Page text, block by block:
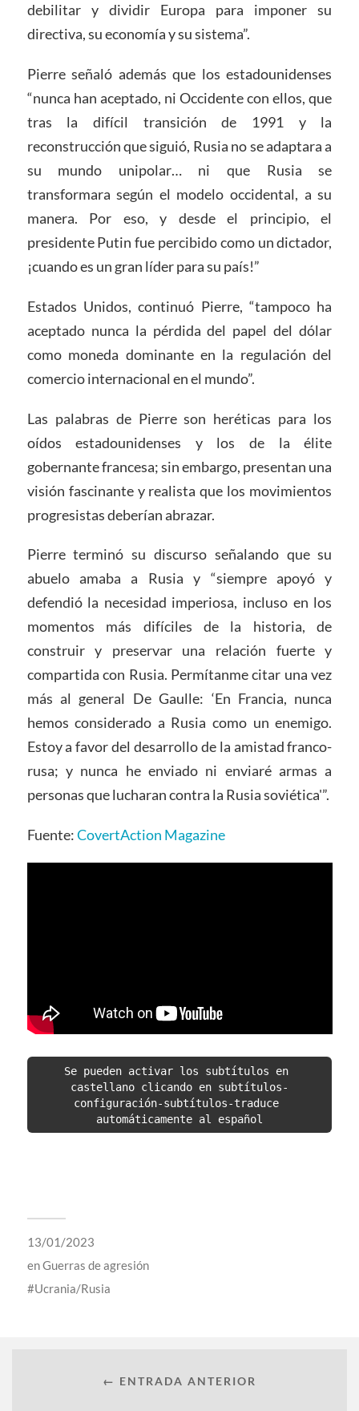
debilitar y dividir Europa para imponer su
directiva, su economía y su sistema”.
Pierre señaló además que los estadounidenses
“nunca han aceptado, ni Occidente con ellos, que
tras la difícil transición de 1991 y la
reconstrucción que siguió, Rusia no se adaptara a
su mundo unipolar… ni que Rusia se
transformara según el modelo occidental, a su
manera. Por eso, y desde el principio, el
presidente Putin fue percibido como un dictador,
¡cuando es un gran líder para su país!”
Estados Unidos, continuó Pierre, “tampoco ha
aceptado nunca la pérdida del papel del dólar
como moneda dominante en la regulación del
comercio internacional en el mundo”.
Las palabras de Pierre son heréticas para los
oídos estadounidenses y los de la élite
gobernante francesa; sin embargo, presentan una
visión fascinante y realista que los movimientos
progresistas deberían abrazar.
Pierre terminó su discurso señalando que su
abuelo amaba a Rusia y “siempre apoyó y
defendió la necesidad imperiosa, incluso en los
momentos más difíciles de la historia, de
construir y preservar una relación fuerte y
compartida con Rusia. Permítanme citar una vez
más al general De Gaulle: ‘En Francia, nunca
hemos considerado a Rusia como un enemigo.
Estoy a favor del desarrollo de la amistad franco-
rusa; y nunca he enviado ni enviaré armas a
personas que lucharan contra la Rusia soviética'”.
Fuente:CovertAction Magazine
Se pueden activar los subtítulos en
castellano clicando en subtítulos-
configuración-subtítulos-traduce
automáticamente al español
13/01/2023
enGuerras de agresión
Ucrania/Rusia
← ENTRADA ANTERIOR